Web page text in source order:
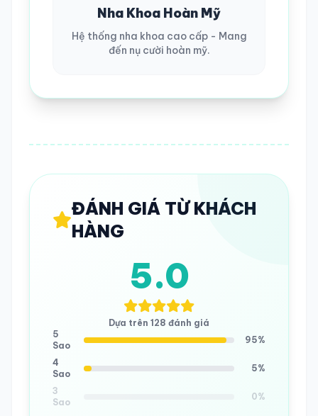
Nha Khoa Hoàn Mỹ
Hệ thống nha khoa cao cấp - Mang
đến nụ cười hoàn mỹ.
ĐÁNH GIÁ TỪ KHÁCH
HÀNG
5.0
Dựa trên 128 đánh giá
5
Sao
95%
4
Sao
5%
3
Sao
0%